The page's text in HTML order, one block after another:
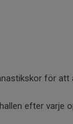
för att
efter varje